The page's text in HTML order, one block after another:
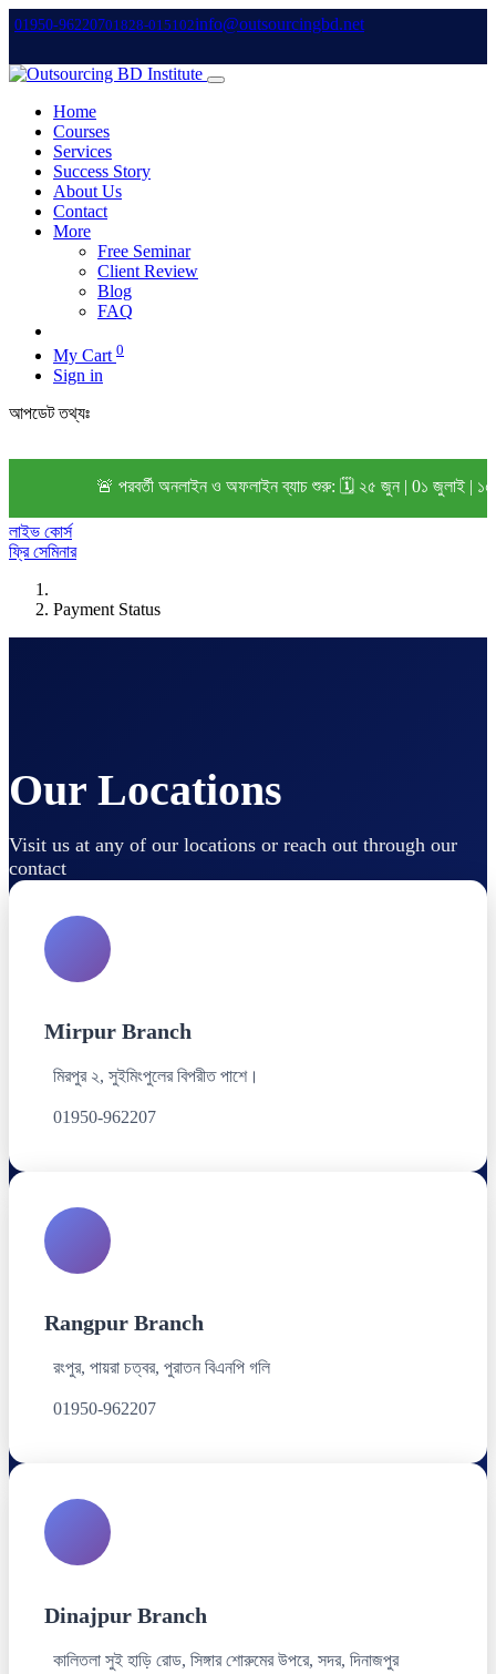
01950-96220701828-015102info@outsourcingbd.net
Home
Courses
Services
Success Story
About Us
Contact
More
Free Seminar
Client Review
Blog
FAQ
My Cart 0
Sign in
আপডেট তথ্যঃ
🚨 পরবর্তী অনলাইন ও অফলাইন ব্যাচ শুরু: 🗓️ ২৫ জুন | 0১ জুলাই | ১৫
লাইভ কোর্স
ফ্রি সেমিনার
Payment Status
Our Locations
Visit us at any of our locations or reach out through our
contact
Mirpur Branch
মিরপুর ২, সুইমিংপুলের বিপরীত পাশে।
01950-962207
Rangpur Branch
রংপুর, পায়রা চত্বর, পুরাতন বিএনপি গলি
01950-962207
Dinajpur Branch
কালিতলা সুই হাড়ি রোড, সিঙ্গার শোরুমের উপরে, সদর, দিনাজপুর